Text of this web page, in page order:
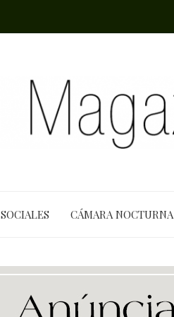
SOCIALES CÁMARA NOCTURNA